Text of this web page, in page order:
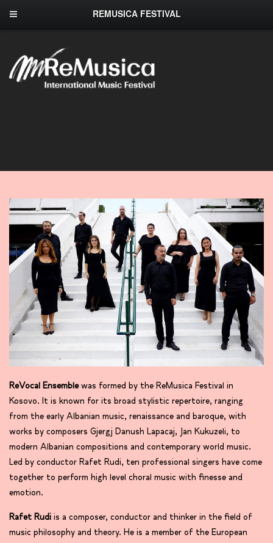
REMUSICA FESTIVAL
ReVocal Ensemble was formed by the ReMusica Festival in
Kosovo. It is known for its broad stylistic repertoire, ranging
from the early Albanian music, renaissance and baroque, with
works by composers Gjergj Danush Lapacaj, Jan Kukuzeli, to
modern Albanian compositions and contemporary world music.
Led by conductor Rafet Rudi, ten professional singers have come
together to perform high level choral music with finesse and
emotion.
Rafet Rudi is a composer, conductor and thinker in the field of
music philosophy and theory. He is a member of the European